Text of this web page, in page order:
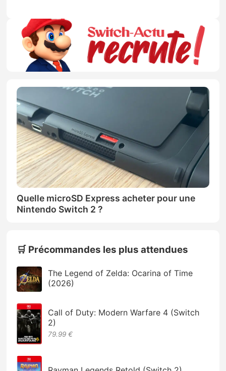
Quelle microSD Express acheter pour une
Nintendo Switch 2 ?
🛒 Précommandes les plus attendues
The Legend of Zelda: Ocarina of Time
(2026)
Call of Duty: Modern Warfare 4 (Switch
2)
79.99 €